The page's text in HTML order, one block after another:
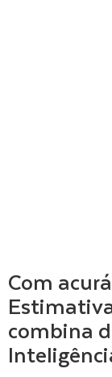
Com
combina